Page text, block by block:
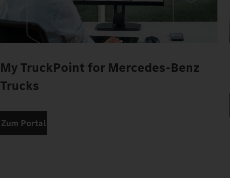
My TruckPoint for Mercedes-Benz
Trucks
Zum Portal